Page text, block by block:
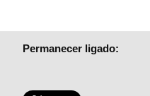
Permanecer ligado: